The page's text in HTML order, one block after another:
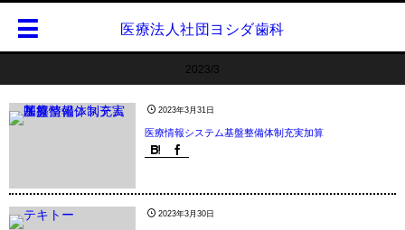
医療法人社団ヨシダ歯科
2023/3
2023年3月31日
医療情報システム基盤整備体制充実加算
2023年3月30日